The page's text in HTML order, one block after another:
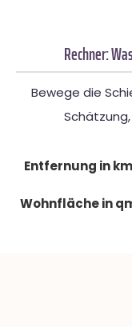
Rechner:
Bewege die
Entfernung in
Wohnfläche in